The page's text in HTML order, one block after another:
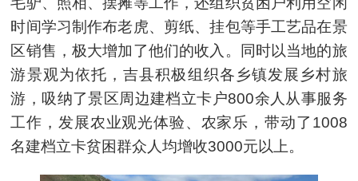
时间学习制作布老虎、剪纸、挂包等手工艺品在景
区销售，极大增加了他们的收入。同时以当地的旅
游景观为依托，吉县积极组织各乡镇发展乡村旅
游，吸纳了景区周边建档立卡户800余人从事服务
工作，发展农业观光体验、农家乐，带动了1008
名建档立卡贫困群众人均增收3000元以上。